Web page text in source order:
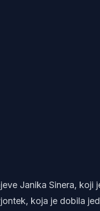
Janika Sinera,
koja je dobila